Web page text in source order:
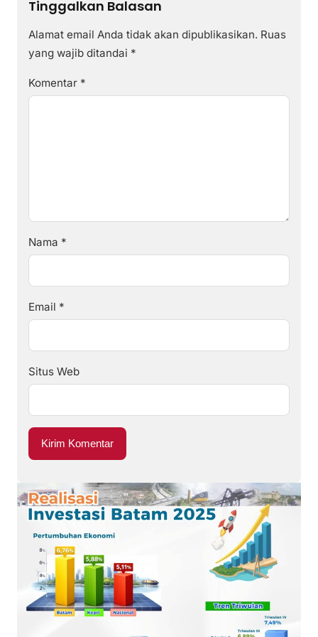
Tinggalkan Balasan
Alamat email Anda tidak akan dipublikasikan. Ruas
yang wajib ditandai *
Komentar *
Nama *
Email *
Situs Web